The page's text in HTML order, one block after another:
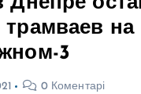
на
3
0 Коментарі